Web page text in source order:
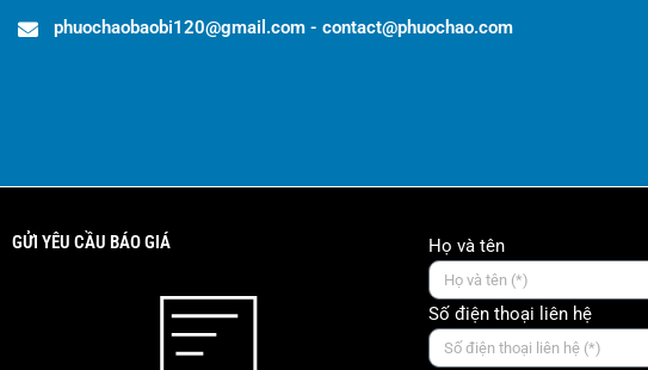
phuochaobaobi120@gmail.com - contact@phuochao.com
GỬI YÊU CẦU BÁO GIÁ Họ và tên
Số điện thoại liên hệ